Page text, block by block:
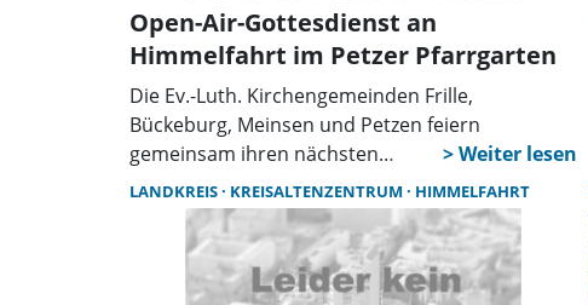
Open-Air-Gottesdienst an
Himmelfahrt im Petzer Pfarrgarten
Die Ev.-Luth. Kirchengemeinden Frille,
Bückeburg, Meinsen und Petzen feiern
gemeinsam ihren nächsten
Kooperationsgottesdienst als Open-Air-
Gottesdienst an Himmelfahrt. Der Gottesdienst
für alle Generationen wird gefeiert am
Donnerstag, 14. Mai, um 11 Uhr im Petzer
Pfarrgarten.
LANDKREIS KREISALTENZENTRUM HIMMELFAHRT